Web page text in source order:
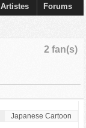
Artistes Forums
2 fan(s)
Japanese Cartoon